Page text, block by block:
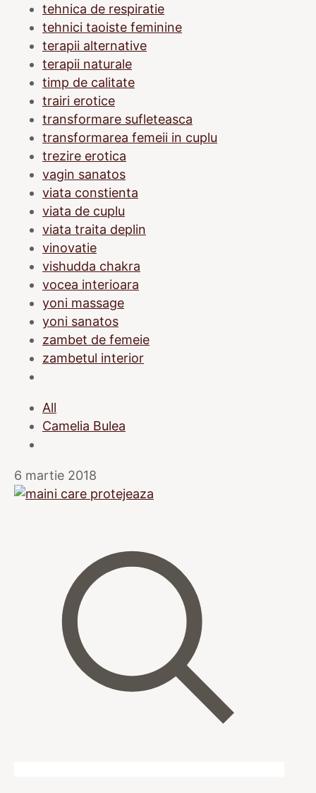
tehnica de respiratie
tehnici taoiste feminine
terapii alternative
terapii naturale
timp de calitate
trairi erotice
transformare sufleteasca
transformarea femeii in cuplu
trezire erotica
vagin sanatos
viata constienta
viata de cuplu
viata traita deplin
vinovatie
vishudda chakra
vocea interioara
yoni massage
yoni sanatos
zambet de femeie
zambetul interior
All
Camelia Bulea
6 martie 2018